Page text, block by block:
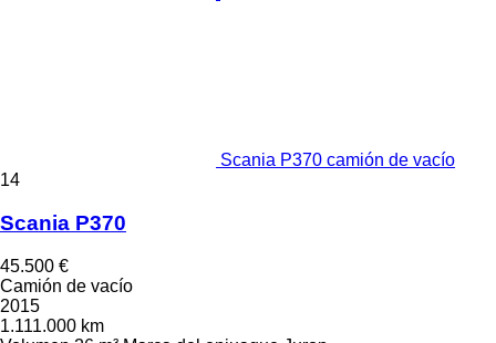
Scania P370 camión de vacío
14
Scania P370
45.500 €
Camión de vacío
2015
1.111.000 km